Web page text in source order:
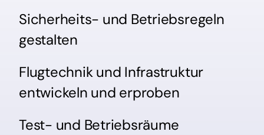
Sicherheits- und Betriebsregeln
gestalten
Flugtechnik und Infrastruktur
entwickeln und erproben
Test- und Betriebsräume